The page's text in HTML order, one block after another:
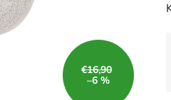
€16,90
–6 %